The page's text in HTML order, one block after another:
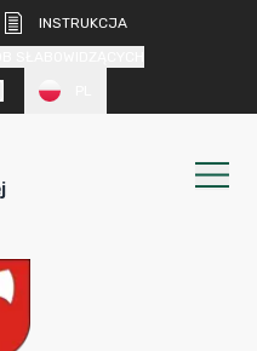
INSTRUKCJA